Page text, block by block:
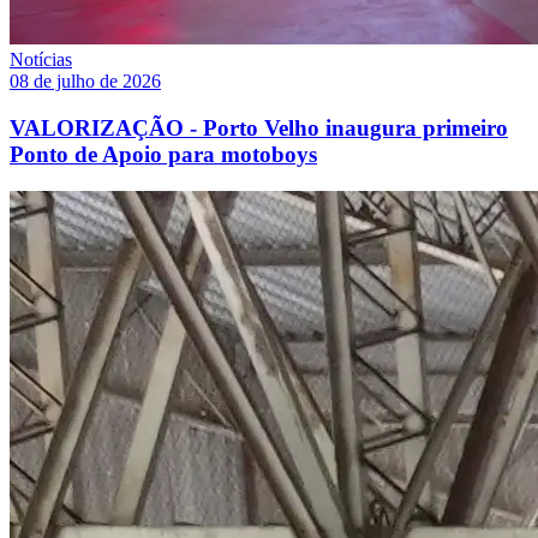
Notícias
08 de julho de 2026
VALORIZAÇÃO - Porto Velho inaugura primeiro
Ponto de Apoio para motoboys